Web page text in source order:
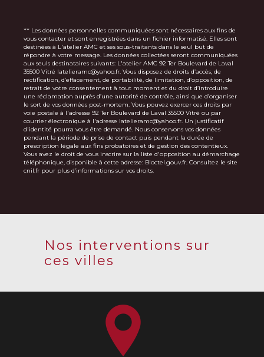
** Les données personnelles communiquées sont nécessaires aux fins de
vous contacter et sont enregistrées dans un fichier informatisé. Elles sont
destinées à L'atelier AMC et ses sous-traitants dans le seul but de
répondre à votre message. Les données collectées seront communiquées
aux seuls destinataires suivants: L'atelier AMC 92 Ter Boulevard de Laval
35500 Vitré latelieramc@yahoo.fr. Vous disposez de droits d’accès, de
rectification, d’effacement, de portabilité, de limitation, d’opposition, de
retrait de votre consentement à tout moment et du droit d’introduire
une réclamation auprès d’une autorité de contrôle, ainsi que d’organiser
le sort de vos données post-mortem. Vous pouvez exercer ces droits par
voie postale à l'adresse 92 Ter Boulevard de Laval 35500 Vitré ou par
courrier électronique à l'adresse latelieramc@yahoo.fr. Un justificatif
d'identité pourra vous être demandé. Nous conservons vos données
pendant la période de prise de contact puis pendant la durée de
prescription légale aux fins probatoires et de gestion des contentieux.
Vous avez le droit de vous inscrire sur la liste d'opposition au démarchage
téléphonique, disponible à cette adresse: Bloctel.gouv.fr. Consultez le site
cnil.fr pour plus d’informations sur vos droits.
Nos interventions sur
ces villes